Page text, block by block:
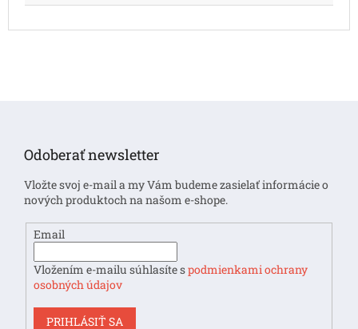
Odoberať newsletter
Vložte svoj e-mail a my Vám budeme zasielať informácie o
nových produktoch na našom e-shope.
Email
Vložením e-mailu súhlasíte spodmienkami ochrany
osobných údajov
PRIHLÁSIŤ SA